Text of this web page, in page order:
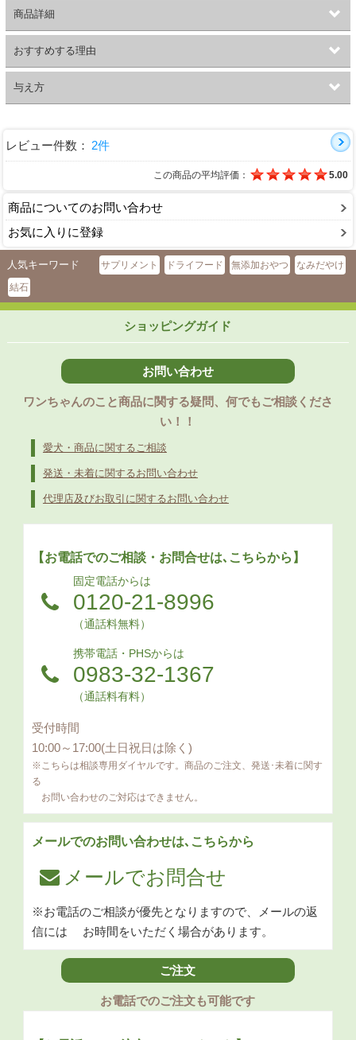
商品詳細
おすすめする理由
与え方
レビュー件数： 2件
この商品の平均評価： 5.00
商品についてのお問い合わせ
お気に入りに登録
人気キーワード サプリメント ドライフード 無添加おやつ
なみだやけ
結石
ショッピングガイド
お問い合わせ
ワンちゃんのこと商品に関する疑問、何でもご相談くださ
い！！
愛犬・商品に関するご相談
発送・未着に関するお問い合わせ
代理店及びお取引に関するお問い合わせ
【お電話でのご相談・お問合せは､こちらから】
固定電話からは
0120-21-8996
（通話料無料）
携帯電話・PHSからは
0983-32-1367
（通話料有料）
受付時間
10:00～17:00(土日祝日は除く)
※こちらは相談専用ダイヤルです。商品のご注文、発送･未着に関す
る
お問い合わせのご対応はできません。
メールでのお問い合わせは､こちらから
メールでお問合せ
※お電話のご相談が優先となりますので、メールの返
信には お時間をいただく場合があります。
ご注文
お電話でのご注文も可能です